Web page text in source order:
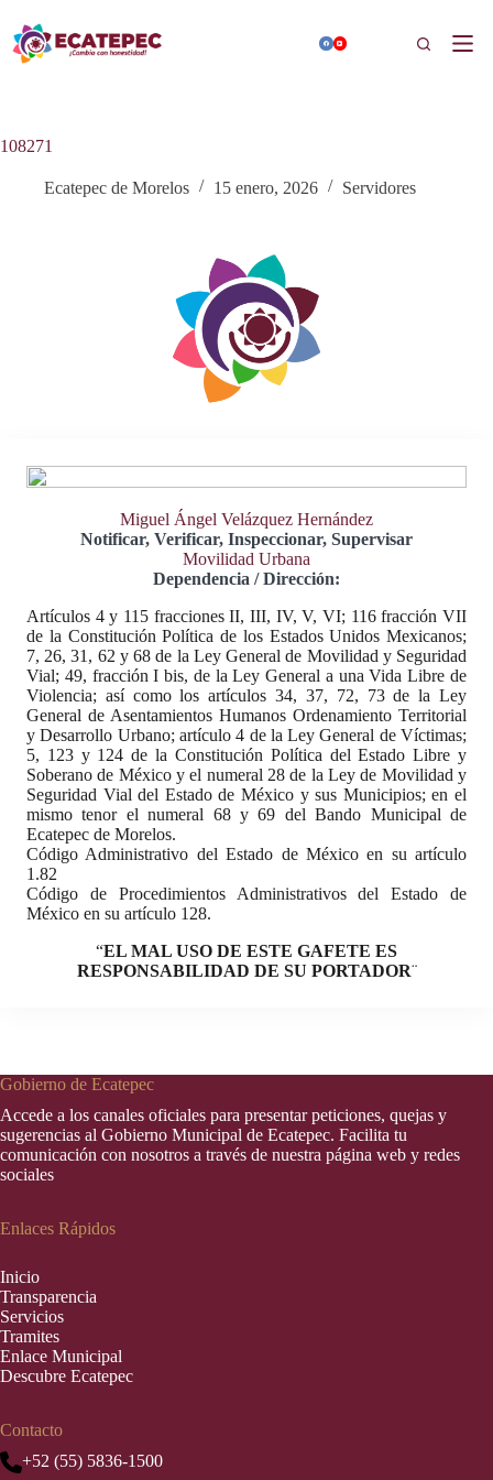
contenido
Buscar
108271
Ecatepec de Morelos 15 enero, 2026 Servidores
Miguel Ángel Velázquez Hernández
Notificar, Verificar, Inspeccionar, Supervisar
Movilidad Urbana
Dependencia / Dirección:
Artículos 4 y 115 fracciones II, III, IV, V, VI; 116 fracción VII
de la Constitución Política de los Estados Unidos Mexicanos;
7, 26, 31, 62 y 68 de la Ley General de Movilidad y Seguridad
Vial; 49, fracción I bis, de la Ley General a una Vida Libre de
Violencia; así como los artículos 34, 37, 72, 73 de la Ley
General de Asentamientos Humanos Ordenamiento Territorial
y Desarrollo Urbano; artículo 4 de la Ley General de Víctimas;
5, 123 y 124 de la Constitución Política del Estado Libre y
Soberano de México y el numeral 28 de la Ley de Movilidad y
Seguridad Vial del Estado de México y sus Municipios; en el
mismo tenor el numeral 68 y 69 del Bando Municipal de
Ecatepec de Morelos.
Código Administrativo del Estado de México en su artículo
1.82
Código de Procedimientos Administrativos del Estado de
México en su artículo 128.
“EL MAL USO DE ESTE GAFETE ES
RESPONSABILIDAD DE SU PORTADOR¨
Gobierno de Ecatepec
Accede a los canales oficiales para presentar peticiones, quejas y
sugerencias al Gobierno Municipal de Ecatepec. Facilita tu
comunicación con nosotros a través de nuestra página web y redes
sociales
Enlaces Rápidos
Inicio
Transparencia
Servicios
Tramites
Enlace Municipal
Descubre Ecatepec
Contacto
+52 (55) 5836-1500